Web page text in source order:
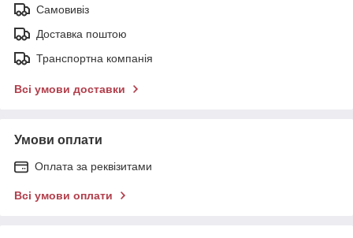
Самовивіз
Доставка поштою
Транспортна компанія
Всі умови доставки
Умови оплати
Оплата за реквізитами
Всі умови оплати